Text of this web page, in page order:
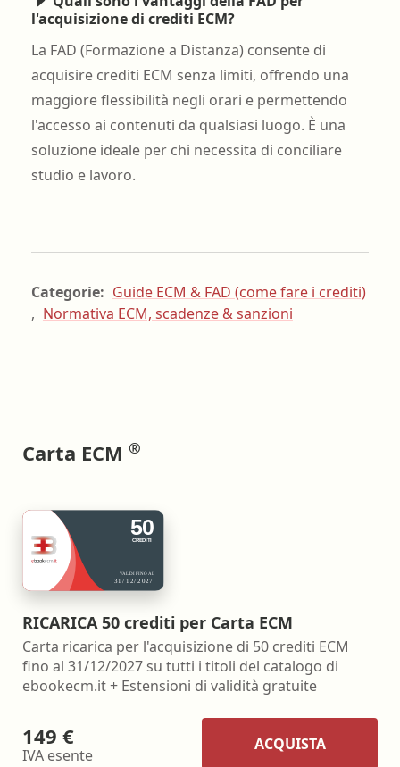
l'acquisizione di crediti ECM?
La FAD (Formazione a Distanza) consente di
acquisire crediti ECM senza limiti, offrendo una
maggiore flessibilità negli orari e permettendo
l'accesso ai contenuti da qualsiasi luogo. È una
soluzione ideale per chi necessita di conciliare
studio e lavoro.
Categorie: Guide ECM & FAD (come fare i crediti)
, Normativa ECM, scadenze & sanzioni
Carta ECM ®
RICARICA 50 crediti per Carta ECM
Carta ricarica per l'acquisizione di 50 crediti ECM
fino al 31/12/2027 su tutti i titoli del catalogo di
ebookecm.it + Estensioni di validità gratuite
149 €
IVA esente
ACQUISTA